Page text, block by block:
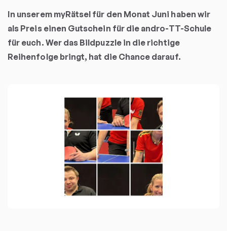
In unserem myRätsel für den Monat Juni haben wir
als Preis einen Gutschein für die andro-TT-Schule
für euch. Wer das Bildpuzzle in die richtige
Reihenfolge bringt, hat die Chance darauf.